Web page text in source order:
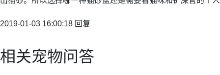
2019-01-03 16:00:18 回复
相关宠物问答